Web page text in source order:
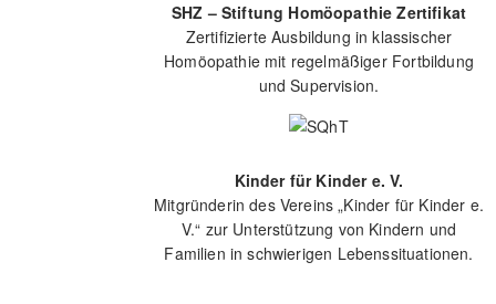
SHZ – Stiftung Homöopathie Zertifikat
Zertifizierte Ausbildung in klassischer
Homöopathie mit regelmäßiger Fortbildung
und Supervision.
Kinder für Kinder e. V.
Mitgründerin des Vereins „Kinder für Kinder e.
V.“ zur Unterstützung von Kindern und
Familien in schwierigen Lebenssituationen.